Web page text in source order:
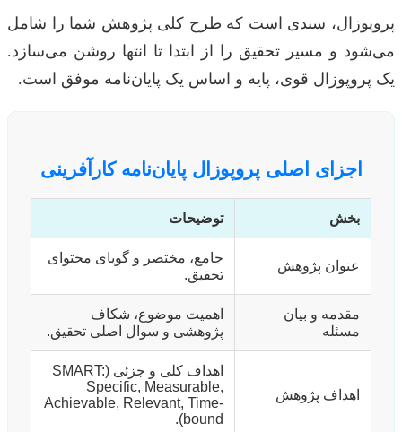
پروپوزال، سندی است که طرح کلی پژوهش شما را شامل
می‌شود و مسیر تحقیق را از ابتدا تا انتها روشن می‌سازد.
یک پروپوزال قوی، پایه و اساس یک پایان‌نامه موفق است.
اجزای اصلی پروپوزال پایان‌نامه کارآفرینی
بخش توضیحات
عنوان پژوهش
جامع، مختصر و گویای محتوای
تحقیق.
مقدمه و بیان
مسئله
اهمیت موضوع، شکاف
پژوهشی و سوال اصلی تحقیق.
اهداف پژوهش
اهداف کلی و جزئی (SMART:
Specific, Measurable,
Achievable, Relevant, Time-
bound).